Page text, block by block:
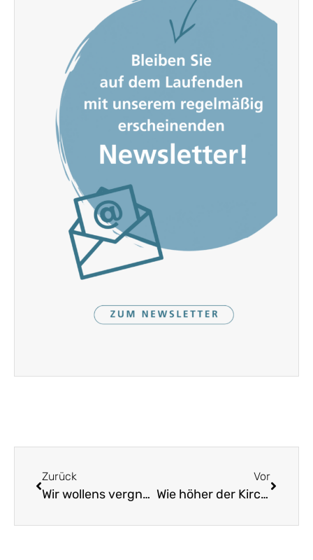
Zurück
Wir wollens vergnügt und einsam leben
Vor
Wie höher der Kirchturm